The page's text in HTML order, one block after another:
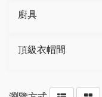
廚具
頂級衣帽間